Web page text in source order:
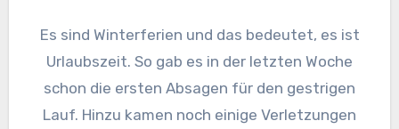
Es sind Winterferien und das bedeutet, es ist
Urlaubszeit. So gab es in der letzten Woche
schon die ersten Absagen für den gestrigen
Lauf. Hinzu kamen noch einige Verletzungen